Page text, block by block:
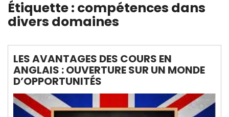
Étiquette : compétences dans
divers domaines
LES AVANTAGES DES COURS EN
ANGLAIS : OUVERTURE SUR UN MONDE
D’OPPORTUNITÉS